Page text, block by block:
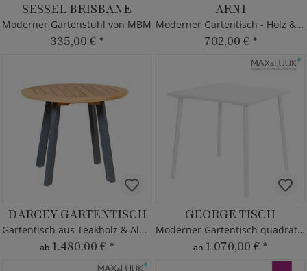
SESSEL BRISBANE
Moderner Gartenstuhl von MBM
335,00 € *
ARNI
Moderner Gartentisch - Holz & Metall
702,00 € *
DARCEY GARTENTISCH
Gartentisch aus Teakholz & Aluminium
ab 1.480,00 € *
GEORGE TISCH
Moderner Gartentisch quadratisch - 80x80cm
ab 1.070,00 € *